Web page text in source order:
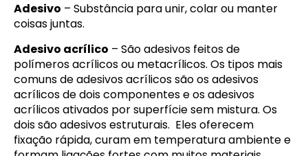
Adesivo – Substância para unir, colar ou manter
coisas juntas.
Adesivo acrílico – São adesivos feitos de
polímeros acrílicos ou metacrílicos. Os tipos mais
comuns de adesivos acrílicos são os adesivos
acrílicos de dois componentes e os adesivos
acrílicos ativados por superfície sem mistura. Os
dois são adesivos estruturais. Eles oferecem
fixação rápida, curam em temperatura ambiente e